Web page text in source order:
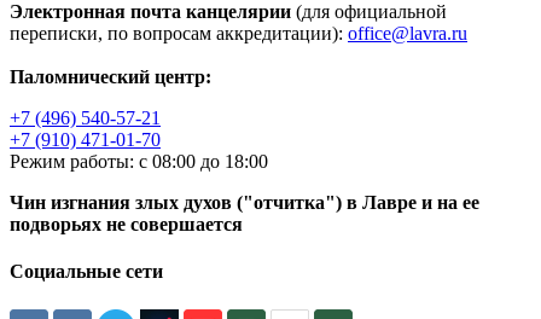
Электронная почта канцелярии (для официальной
переписки, по вопросам аккредитации): office@lavra.ru
Паломнический центр:
+7 (496) 540-57-21
+7 (910) 471-01-70
Режим работы: с 08:00 до 18:00
Чин изгнания злых духов ("отчитка") в Лавре и на ее
подворьях не совершается
Социальные сети